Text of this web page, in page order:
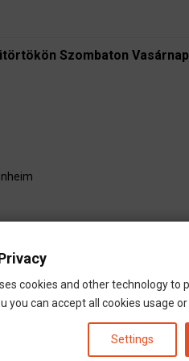
Szombaton Vasárnap
Pénteken és Vasárnap
cookies and other technology to
you can accept all cookies usage
Settings